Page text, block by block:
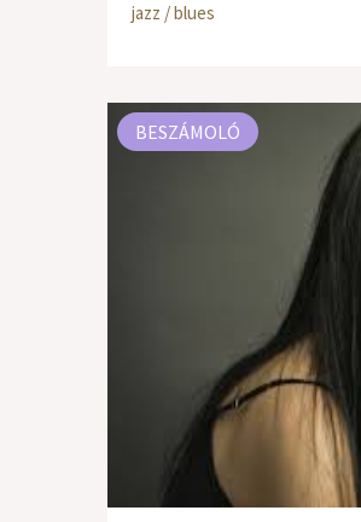
jazz / blues
BESZÁMOLÓ